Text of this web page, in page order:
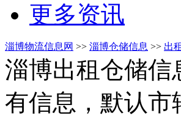
更多资讯
淄博物流信息网 >> 淄博仓储信息 >> 出
淄博出租仓储信
有信息，默认市